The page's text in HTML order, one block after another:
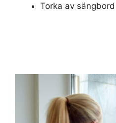
Torka av sängbord